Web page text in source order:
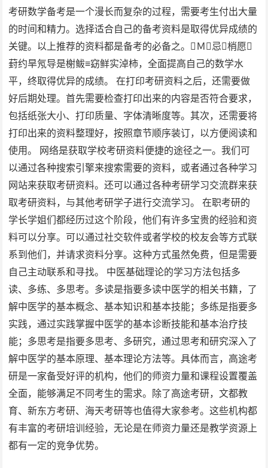
考研数学备考是一个漫长而复杂的过程，需要考生付出大量
的时间和精力。选择适合自己的备考资料是取得优异成绩的
关键。以上推荐的资料都是备考的必备之。Ｍ忌梢愿
葑约旱氖导是榭鲅≡窈鲜实淖柿，全面提高自己的数学水
平，终取得优异的成绩。 在打印考研资料之后，还需要做
好后期处理。首先需要检查打印出来的内容是否符合要求，
包括纸张大小、打印质量、字体清晰度等。其次，还需要将
打印出来的资料整理好，按照章节顺序装订，以方便阅读和
使用。 网络是获取学校考研资料便捷的途径之一。我们可
以通过各种搜索引擎来搜索需要的资料，或者通过各种学习
网站来获取考研资料。还可以通过各种考研学习交流群来获
取考研资料，与其他考研学子进行交流学习。 在职考研的
学长学姐们都经历过这个阶段，他们有许多宝贵的经验和资
料可以分享。可以通过社交软件或者学校的校友会等方式联
系到他们，并请求资料分享。这种方式虽然免费，但是需要
自己主动联系和寻找。 中医基础理论的学习方法包括多
读、多练、多思考。多读是指要多读中医学的相关书籍，了
解中医学的基本概念、基本知识和基本技能；多练是指要多
实践，通过实践掌握中医学的基本诊断技能和基本治疗技
能；多思考是指要多思考、多研究，通过思考和研究深入了
解中医学的基本原理、基本理论方法等。具体而言，高途考
研是一家备受好评的机构，他们的师资力量和课程设置覆盖
全面，能够满足不同考生的需求。除了高途考研，文都教
育、新东方考研、海天考研等也值得大家参考。这些机构都
有丰富的考研培训经验，无论是在师资力量还是教学资源上
都有一定的竞争优势。